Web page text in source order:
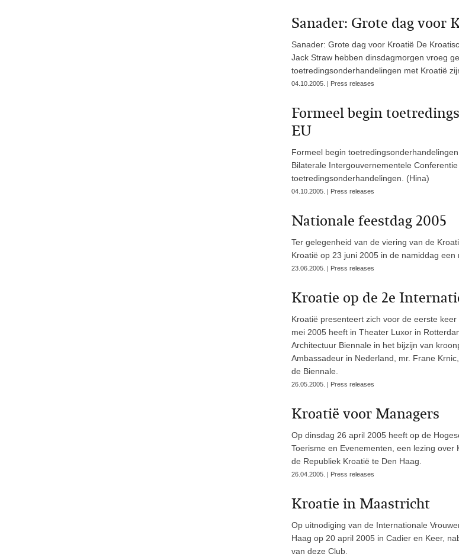
Sanader: Grote dag voor
Sanader: Grote dag voor Kroatië De
Jack Straw hebben dinsdagmorgen vroeg
toetredingsonderhandelingen met Kroatië
04.10.2005. | Press releases
Formeel begin
EU
Formeel begin
Bilaterale Intergouvernementele
toetredingsonderhandelingen. (Hina)
04.10.2005. | Press releases
Nationale feestdag 2005
Ter gelegenheid van de viering van de
Kroatië op 23 juni 2005 in de namiddag
23.06.2005. | Press releases
Kroatie op de 2e
Kroatië presenteert zich voor de eerste
mei 2005 heeft in Theater Luxor in
Architectuur Biennale in het bijzijn van
Ambassadeur in Nederland, mr. Frane
de Biennale.
26.05.2005. | Press releases
Kroatië voor Managers
Op dinsdag 26 april 2005 heeft op de
Toerisme en Evenementen, een lezing
de Republiek Kroatië te Den Haag.
26.04.2005. | Press releases
Kroatie in Maastricht
Op uitnodiging van de Internationale
Haag op 20 april 2005 in Cadier en Keer,
van deze Club.